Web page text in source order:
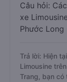
Câu hỏi:
xe
Phước Long
Trả lời: Hiện
Limousine
Trang, bạn có